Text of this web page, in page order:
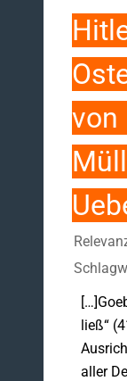
von
ließ“
aller